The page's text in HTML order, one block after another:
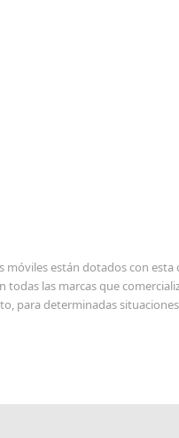
móviles están dotados con
las marcas que
para determinadas